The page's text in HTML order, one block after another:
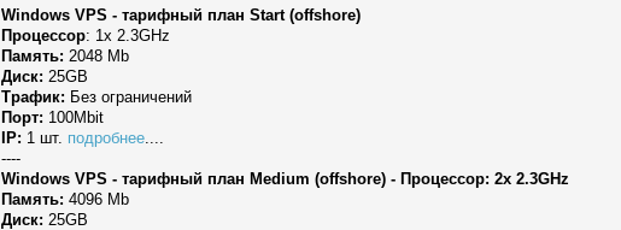
Windows VPS - тарифный план Start (offshore)
Процессор: 1x 2.3GHz
Память: 2048 Mb
Диск: 25GB
Трафик: Без ограничений
Порт: 100Mbit
IP: 1 шт. подробнее....
----
Windows VPS - тарифный план Medium (offshore) - Процессор: 2x 2.3GHz
Память: 4096 Mb
Диск: 25GB